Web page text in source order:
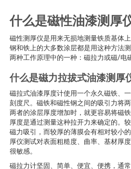
什么是磁性油漆测厚
磁性测厚仪是用来无损地测量铁质基体上
钢和铁上的大多数涂层都是用这种方法
两种工作原理中的一种：磁拉力或磁/电
什么是磁力拉拔式油漆测厚
磁拉式油漆厚度计使用一个永久磁铁、
刻度尺。磁铁和磁性钢之间的吸引力将
两者的涂层厚度增加时，就更容易将磁
厚度是通过测量这种拉开力来确定的。
磁力吸引，而较厚的薄膜会有相对较小
厚仪测试对表面粗糙度、曲率、基材厚
很敏感。
磁拉力计坚固、简单、便宜、便携，通